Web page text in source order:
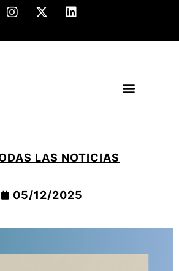
LAS NOTICIAS
05/12/2025